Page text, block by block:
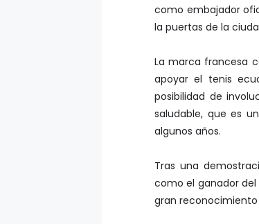
como embajador
la puertas de la
La marca francesa
apoyar el tenis
posibilidad de
saludable, que es
algunos años.
Tras una
como el ganador
gran reconocimiento